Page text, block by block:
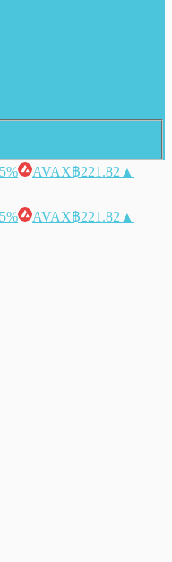
AVAX฿221.82 ▲
AVAX฿221.82 ▲